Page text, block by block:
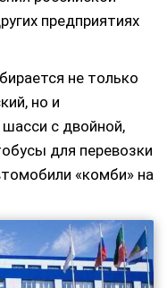
предприятиях
не только
но и
с двойной,
для перевозки
«комби» на